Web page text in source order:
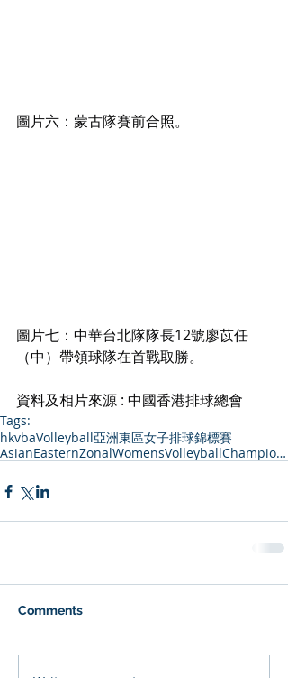
圖片六：蒙古隊賽前合照。
圖片七：中華台北隊隊長12號廖苡任
（中）帶領球隊在首戰取勝。
資料及相片來源 : 中國香港排球總會
Tags:
hkvbaVolleyball亞洲東區女子排球錦標賽
AsianEasternZonalWomensVolleyballChampionship
Comments